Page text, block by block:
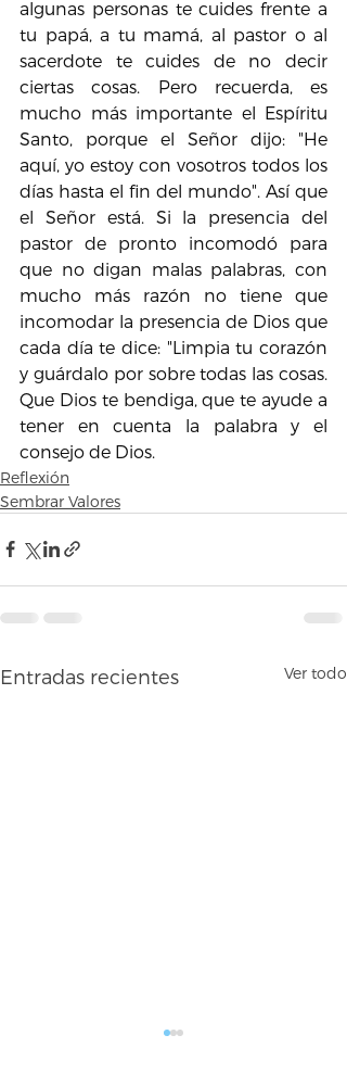
algunas personas te cuides frente a
tu papá, a tu mamá, al pastor o al
sacerdote te cuides de no decir
ciertas cosas. Pero recuerda, es
mucho más importante el Espíritu
Santo, porque el Señor dijo: "He
aquí, yo estoy con vosotros todos los
días hasta el fin del mundo". Así que
el Señor está. Si la presencia del
pastor de pronto incomodó para
que no digan malas palabras, con
mucho más razón no tiene que
incomodar la presencia de Dios que
cada día te dice: "Limpia tu corazón
y guárdalo por sobre todas las cosas.
Que Dios te bendiga, que te ayude a
tener en cuenta la palabra y el
consejo de Dios.
Reflexión
Sembrar Valores
Entradas recientes Ver todo